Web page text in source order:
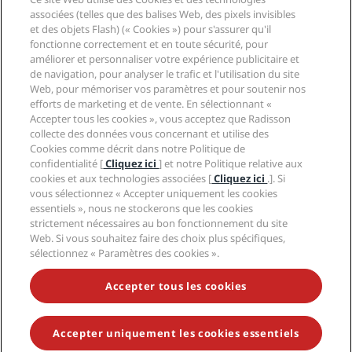
Nouveaux et futurs hôtels
Application Radisson Hotels
Hôtels adaptés aux sportifs
Hôtels adaptés aux Familles
Santé et sécurité
Radisson Hotel Group
Médias
Carrières RHG
Carrières PPHE
Carrières EHL
The Club by RHG
Opportunités de développement
Entreprise responsable
Approvisionnement
Légal
Centre de confidentialité
Mentions légales
Conditions générales Radisson Rewards
Contrat d’utilisation du site
Accessibilité numérique
Déclaration sur l’esclavage moderne
Aide
Avis aux consommateurs
Contact
FAQ
Plan du site
Médias sociaux
Marques Radisson Hotels
NE MANQUEZ AUCUNE DE NOS OFFRES LES PLUS
POPULAIRES
© 2026 Radisson Hotel Group.Tous droits réservés. RHG Radisson
associées (telles que des balises Web, des pixels invisibles
et des objets Flash) (« Cookies ») pour s'assurer qu'il
fonctionne correctement et en toute sécurité, pour
améliorer et personnaliser votre expérience publicitaire et
de navigation, pour analyser le trafic et l'utilisation du site
Web, pour mémoriser vos paramètres et pour soutenir nos
efforts de marketing et de vente. En sélectionnant «
Accepter tous les cookies », vous acceptez que Radisson
collecte des données vous concernant et utilise des
Cookies comme décrit dans notre Politique de
confidentialité [Cliquez ici] et notre Politique relative aux
cookies et aux technologies associées [Cliquez ici .]. Si
vous sélectionnez « Accepter uniquement les cookies
essentiels », nous ne stockerons que les cookies
strictement nécessaires au bon fonctionnement du site
Web. Si vous souhaitez faire des choix plus spécifiques,
sélectionnez « Paramètres des cookies ».
Accepter tous les cookies
Accepter uniquement les cookies essentiels